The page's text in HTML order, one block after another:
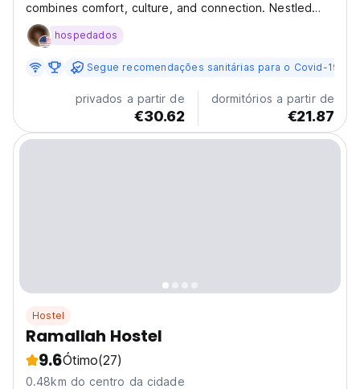
combines comfort, culture, and connection. Nestled
among olive trees, our cosy and inviting rooms offer a
peaceful retreat, while our friendly atmosphere and
hospedados
Segue recomendações sanitárias para o Covid-19
privados a partir de
€30.62
dormitórios a partir de
€21.87
Hostel
Ramallah Hostel
9.6Ótimo(27)
0.48km do centro da cidade